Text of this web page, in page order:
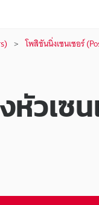
โพสิชันนิ่งเซนเซอร์
หัวเซ